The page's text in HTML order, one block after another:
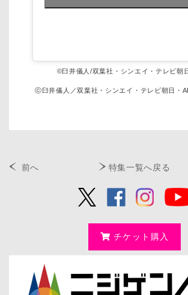
©臼井儀人/双葉社・シンエイ・テレビ朝
ⓒ臼井儀人／双葉社・シンエイ・テレビ朝日・
前へ 特集一覧へ戻る
チケット購入